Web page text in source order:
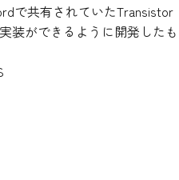
で共有されていたTransistor
装ができるように開発したも